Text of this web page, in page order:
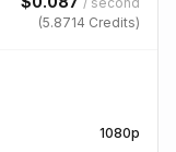
(5.8714 Credits)
1080p